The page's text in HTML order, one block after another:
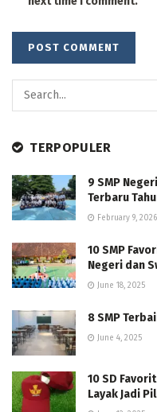
TERPOPULER
9 SMP
Terbaru
February 9, 2026
10 SMP
Negeri dan
June 18, 2025
8 SMP
June 4, 2025
10 SD
Layak Jadi